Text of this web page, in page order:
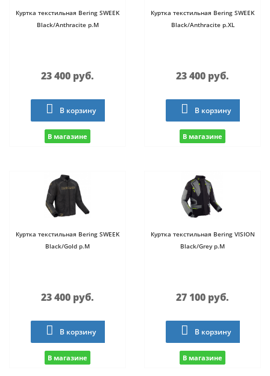
Куртка текстильная Bering SWEEK
Black/Anthracite р.M
23 400 руб.
В корзину
В магазине
Куртка текстильная Bering SWEEK
Black/Anthracite р.XL
23 400 руб.
В корзину
В магазине
Куртка текстильная Bering SWEEK
Black/Gold р.M
23 400 руб.
В корзину
В магазине
Куртка текстильная Bering VISION
Black/Grey р.M
27 100 руб.
В корзину
В магазине